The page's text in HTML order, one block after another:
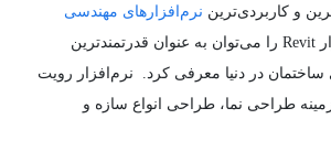
و کاربردی‌ترین نرم‌افزارهای مهندسی
است. نرم‌افزار Revit را می‌توان به عنوان قدرتمندترین
ساختمان در دنیا معرفی کرد. نرم‌افزار رویت
طراحی نما، طراحی انواع سازه و